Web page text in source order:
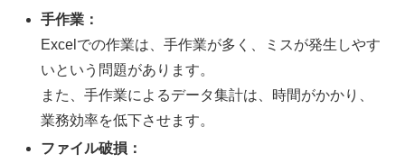
手作業：
Excelでの作業は、手作業が多く、ミスが発生しやす
いという問題があります。
また、手作業によるデータ集計は、時間がかかり、
業務効率を低下させます。
ファイル破損：